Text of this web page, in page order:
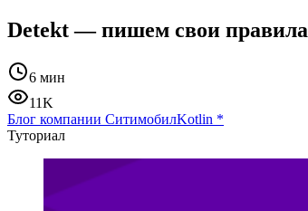
Detekt — пишем свои правила
6 мин
11K
Блог компании СитимобилKotlin *
Туториал